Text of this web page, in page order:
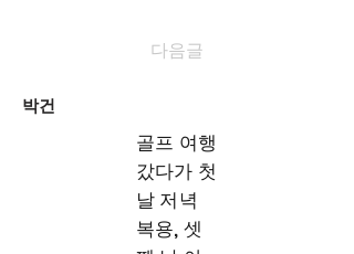
다음글
박건
골프 여행
갔다가 첫
날 저녁
복용, 셋